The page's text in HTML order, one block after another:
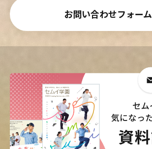
お問い合わせフォーム